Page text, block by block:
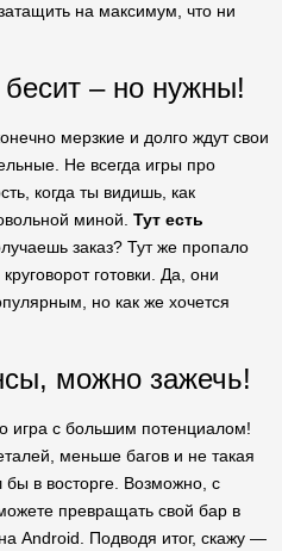
на максимум, что ни
– но нужны!
мерзкие и долго ждут свои
Не всегда игры про
когда ты видишь, как
миной. Тут есть
заказ? Тут же пропало
готовки. Да, они
но как же хочется
можно зажечь!
игра с большим потенциалом!
меньше багов и не такая
в восторге. Возможно, с
превращать свой бар в
Android. Подводя итог, скажу —